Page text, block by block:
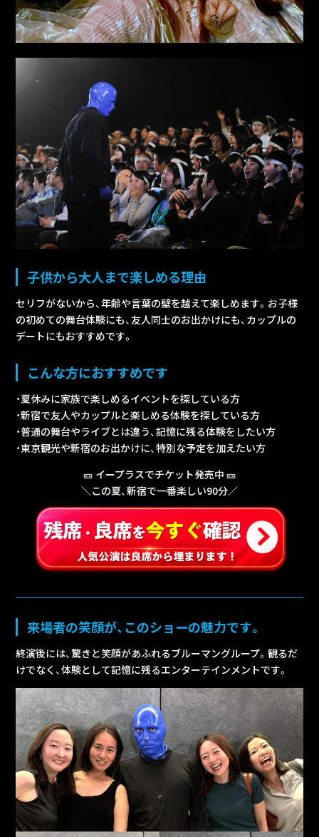
子供から大人まで楽しめる理由
セリフがないから、年齢や言葉の壁を越えて楽しめます。お子様
の初めての舞台体験にも、友人同士のお出かけにも、カップルの
デートにもおすすめです。
こんな方におすすめです
・夏休みに家族で楽しめるイベントを探している方
・新宿で友人やカップルと楽しめる体験を探している方
・普通の舞台やライブとは違う、記憶に残る体験をしたい方
・東京観光や新宿のお出かけに、特別な予定を加えたい方
🎫 イープラスでチケット発売中 🎫
＼この夏、新宿で一番楽しい90分／
来場者の笑顔が、このショーの魅力です。
終演後には、驚きと笑顔があふれるブルーマングループ。観るだ
けでなく、体験として記憶に残るエンターテインメントです。